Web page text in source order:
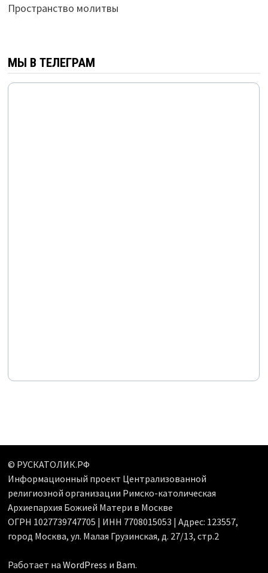
Пространство молитвы
МЫ В ТЕЛЕГРАМ
© РУСКАТОЛИК.РФ
Информационный проект Централизованной
религиозной организации Римско-католическая
Архиепархия Божией Матери в Москве
ОГРН 1027739747705 | ИНН 7708015053 | Адрес: 123557,
город Москва, ул. Малая Грузинская, д. 27/13, стр.2
Работает наWordPress и Bam.